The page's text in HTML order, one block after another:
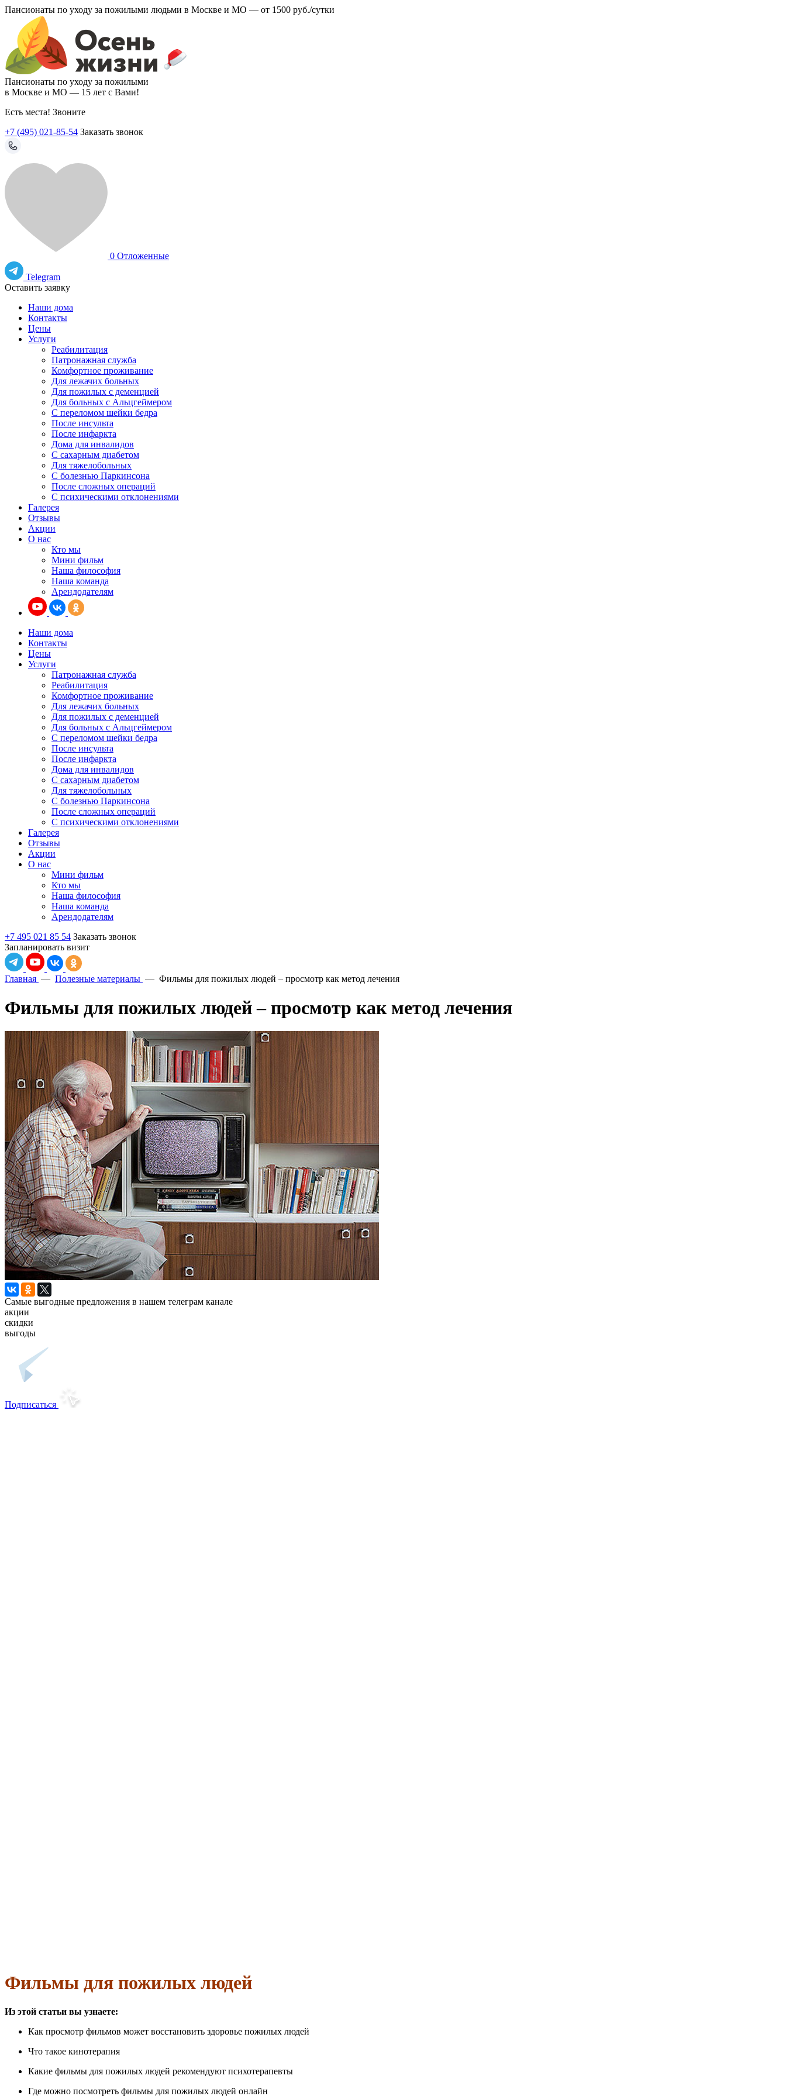
Пансионаты по уходу за пожилыми людьми в Москве и МО — от 1500 руб./сутки
Пансионаты по уходу за пожилыми
в Москве и МО — 15 лет с Вами!
Есть места! Звоните
+7 (495) 021-85-54 Заказать звонок
0 Отложенные
Telegram
Оставить заявку
Наши дома
Контакты
Цены
Услуги
Реабилитация
Патронажная служба
Комфортное проживание
Для лежачих больных
Для пожилых с деменцией
Для больных с Альцгеймером
С переломом шейки бедра
После инсульта
После инфаркта
Дома для инвалидов
С сахарным диабетом
Для тяжелобольных
С болезнью Паркинсона
После сложных операций
С психическими отклонениями
Галерея
Отзывы
Акции
О нас
Кто мы
Мини фильм
Наша философия
Наша команда
Арендодателям
Наши дома
Контакты
Цены
Услуги
Патронажная служба
Реабилитация
Комфортное проживание
Для лежачих больных
Для пожилых с деменцией
Для больных с Альцгеймером
С переломом шейки бедра
После инсульта
После инфаркта
Дома для инвалидов
С сахарным диабетом
Для тяжелобольных
С болезнью Паркинсона
После сложных операций
С психическими отклонениями
Галерея
Отзывы
Акции
О нас
Мини фильм
Кто мы
Наша философия
Наша команда
Арендодателям
+7 495 021 85 54 Заказать звонок
Запланировать визит
Главная — Полезные материалы — Фильмы для пожилых людей – просмотр как метод лечения
Фильмы для пожилых людей – просмотр как метод лечения
Самые выгодные предложения в нашем телеграм канале
акции
скидки
выгоды
Подписаться
Фильмы для пожилых людей
Из этой статьи вы узнаете:
Как просмотр фильмов может восстановить здоровье пожилых людей
Что такое кинотерапия
Какие фильмы для пожилых людей рекомендуют психотерапевты
Где можно посмотреть фильмы для пожилых людей онлайн